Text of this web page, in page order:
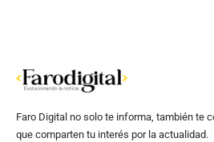
Faro Digital no solo te informa, también te
que comparten tu interés por la actualidad.